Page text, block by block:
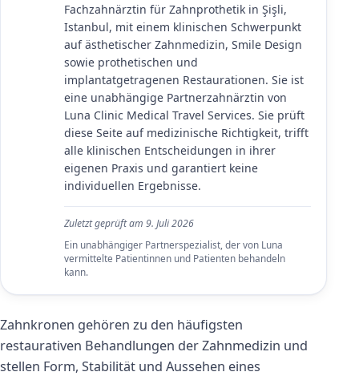
Fachzahnärztin für Zahnprothetik in Şişli,
Istanbul, mit einem klinischen Schwerpunkt
auf ästhetischer Zahnmedizin, Smile Design
sowie prothetischen und
implantatgetragenen Restaurationen. Sie ist
eine unabhängige Partnerzahnärztin von
Luna Clinic Medical Travel Services. Sie prüft
diese Seite auf medizinische Richtigkeit, trifft
alle klinischen Entscheidungen in ihrer
eigenen Praxis und garantiert keine
individuellen Ergebnisse.
Zuletzt geprüft am9. Juli 2026
Ein unabhängiger Partnerspezialist, der von Luna
vermittelte Patientinnen und Patienten behandeln
kann.
Zahnkronen gehören zu den häufigsten
restaurativen Behandlungen der Zahnmedizin und
stellen Form, Stabilität und Aussehen eines